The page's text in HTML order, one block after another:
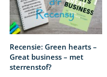
Recensie: Green hearts –
Great business – met
sterrenstof?